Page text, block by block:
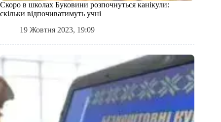
Скоро в школах Буковини розпочнуться канікули:
скільки відпочиватимуть учні
19 Жовтня 2023, 19:09